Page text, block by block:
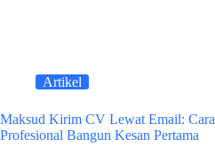
Artikel
Maksud Kirim CV Lewat Email: Cara
Profesional Bangun Kesan Pertama